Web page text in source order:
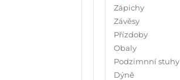
Zápichy
Závěsy
Přízdoby
Obaly
Podzimnní stuhy
Dýně